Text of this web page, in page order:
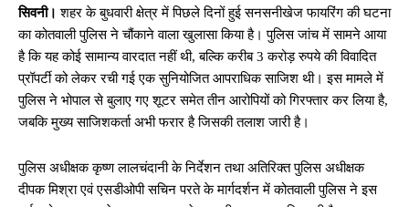
सिवनी। शहर के बुधवारी क्षेत्र में पिछले दिनों हुई सनसनीखेज फायरिंग की घटना
का कोतवाली पुलिस ने चौंकाने वाला खुलासा किया है। पुलिस जांच में सामने आया
है कि यह कोई सामान्य वारदात नहीं थी, बल्कि करीब 3 करोड़ रुपये की विवादित
प्रॉपर्टी को लेकर रची गई एक सुनियोजित आपराधिक साजिश थी। इस मामले में
पुलिस ने भोपाल से बुलाए गए शूटर समेत तीन आरोपियों को गिरफ्तार कर लिया है,
जबकि मुख्य साजिशकर्ता अभी फरार है जिसकी तलाश जारी है।
पुलिस अधीक्षक कृष्ण लालचंदानी के निर्देशन तथा अतिरिक्त पुलिस अधीक्षक
दीपक मिश्रा एवं एसडीओपी सचिन परते के मार्गदर्शन में कोतवाली पुलिस ने इस